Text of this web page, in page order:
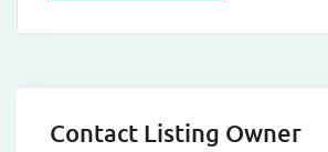
Contact Listing Owner